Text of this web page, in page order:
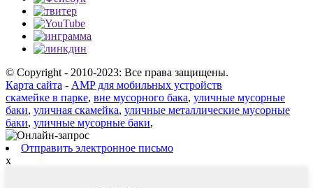
© Copyright - 2010-2023: Все права защищены.
Карта сайта - AMP для мобильных устройств
скамейке в парке, вне мусорного бака, уличные мусорные
баки, уличная скамейка, уличные металлические мусорные
баки, уличные мусорные баки,
Отправить электронное письмо
x